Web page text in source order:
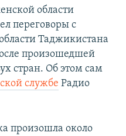
области
переговоры с
Таджикистана
произошедшей
стран. Об этом сам
службе Радио
произошла около